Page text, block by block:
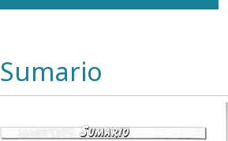
Sumario